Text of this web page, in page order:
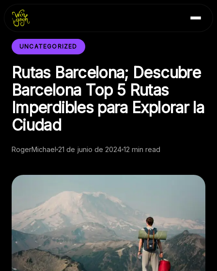
Inicio
Blog
Contacto
UNCATEGORIZED
Rutas Barcelona; Descubre
Barcelona Top 5 Rutas
Imperdibles para Explorar la
Ciudad
RogerMichael 21 de junio de 2024 12 min read